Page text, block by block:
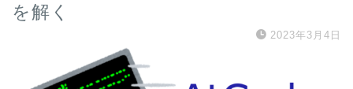
を解く
2023年3月4日